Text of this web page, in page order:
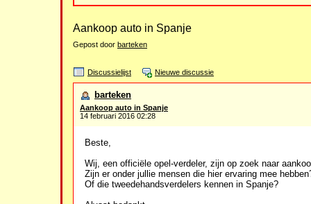
Aankoop auto in Spanje
Gepost door barteken
Discussielijst Nieuwe discussie
barteken
Aankoop auto in Spanje
14 februari 2016 02:28
Beste,
Wij, een officiële opel-verdeler, zijn op zoek naar
Zijn er onder jullie mensen die hier ervaring mee
Of die tweedehandsverdelers kennen in Spanje?